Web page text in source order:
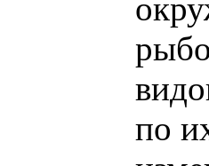
по